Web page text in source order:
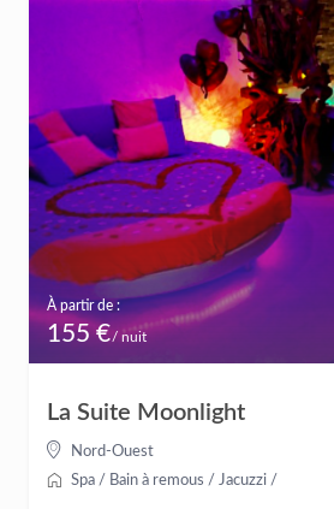
À partir de :
155 €/ nuit
La Suite Moonlight
Nord-Ouest
Spa / Bain à remous / Jacuzzi /